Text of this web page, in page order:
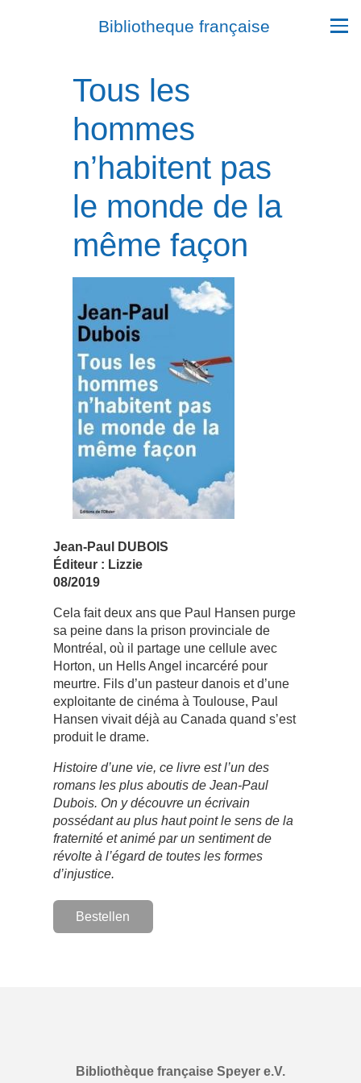
Bibliotheque française
Tous les
hommes
n’habitent pas
le monde de la
même façon
Jean-Paul DUBOIS
Éditeur : Lizzie
08/2019
Cela fait deux ans que Paul Hansen purge
sa peine dans la prison provinciale de
Montréal, où il partage une cellule avec
Horton, un Hells Angel incarcéré pour
meurtre. Fils d’un pasteur danois et d’une
exploitante de cinéma à Toulouse, Paul
Hansen vivait déjà au Canada quand s’est
produit le drame.
Histoire d’une vie, ce livre est l’un des
romans les plus aboutis de Jean-Paul
Dubois. On y découvre un écrivain
possédant au plus haut point le sens de la
fraternité et animé par un sentiment de
révolte à l’égard de toutes les formes
d’injustice.
Bestellen
Bibliothèque française Speyer e.V.